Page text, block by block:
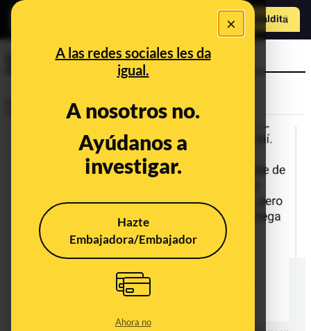
×
A las redes sociales les da
igual.
A nosotros no.
Ayúdanos a
investigar.
Hazte
Embajadora/Embajador
Ahora no
Hazte Maldito
Sin rastro de que Alcaraz haya
poder" por obligarle a participar en
campañas LGTB